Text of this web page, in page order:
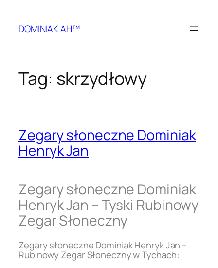
treściDOMINIAK AH™
Tag: skrzydłowy
Zegary słoneczne Dominiak
Henryk Jan
Zegary słoneczne Dominiak
Henryk Jan – Tyski Rubinowy
Zegar Słoneczny
Zegary słoneczne Dominiak Henryk Jan –
Rubinowy Zegar Słoneczny w Tychach: